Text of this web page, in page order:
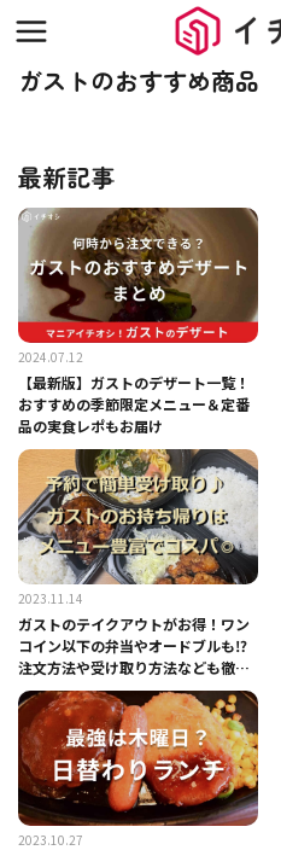
ガストのおすすめ商品
最新記事
2024.07.12
【最新版】ガストのデザート一覧！
おすすめの季節限定メニュー＆定番
品の実食レポもお届け
2023.11.14
ガストのテイクアウトがお得！ワン
コイン以下の弁当やオードブルも⁉
注文方法や受け取り方法なども徹底
解説
2023.10.27